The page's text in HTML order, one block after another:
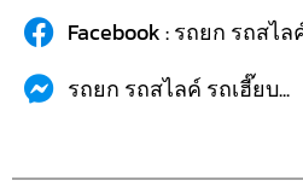
Facebook : รถยก รถสไล
รถยก รถสไลค์ รถเฮี๊ยบ...